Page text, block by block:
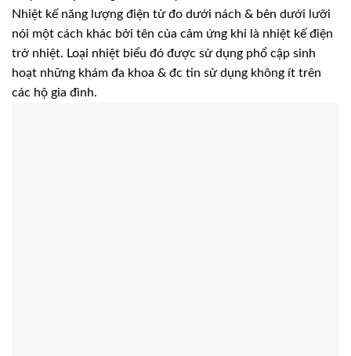
Nhiệt kế năng lượng điện tử đo dưới nách & bên dưới lưỡi
nói một cách khác bởi tên của cảm ứng khi là nhiệt kế điện
trở nhiệt. Loại nhiệt biểu đó được sử dụng phổ cập sinh
hoạt những khám đa khoa & đc tin sử dụng không ít trên
các hộ gia đình.